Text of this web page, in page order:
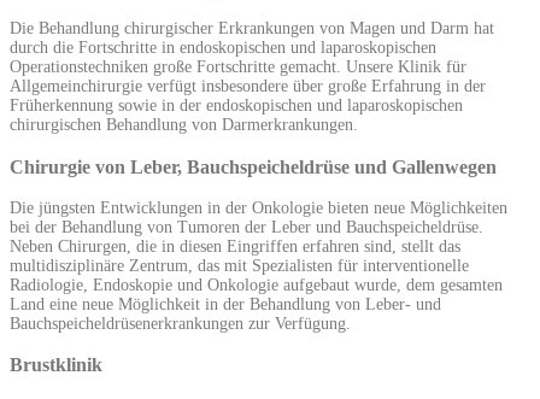
Die Behandlung chirurgischer Erkrankungen von Magen und Darm hat
durch die Fortschritte in endoskopischen und laparoskopischen
Operationstechniken große Fortschritte gemacht. Unsere Klinik für
Allgemeinchirurgie verfügt insbesondere über große Erfahrung in der
Früherkennung sowie in der endoskopischen und laparoskopischen
chirurgischen Behandlung von Darmerkrankungen.
Chirurgie von Leber, Bauchspeicheldrüse und Gallenwegen
Die jüngsten Entwicklungen in der Onkologie bieten neue Möglichkeiten
bei der Behandlung von Tumoren der Leber und Bauchspeicheldrüse.
Neben Chirurgen, die in diesen Eingriffen erfahren sind, stellt das
multidisziplinäre Zentrum, das mit Spezialisten für interventionelle
Radiologie, Endoskopie und Onkologie aufgebaut wurde, dem gesamten
Land eine neue Möglichkeit in der Behandlung von Leber- und
Bauchspeicheldrüsenerkrankungen zur Verfügung.
Brustklinik